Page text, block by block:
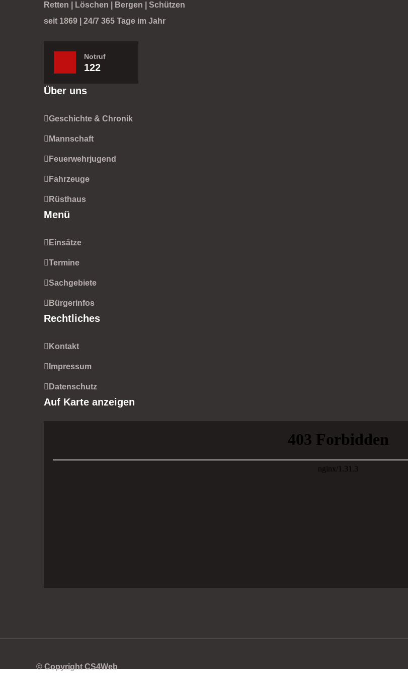
Retten | Löschen | Bergen | Schützen
seit 1869 | 24/7 365 Tage im Jahr
Notruf
122
Über uns
Geschichte & Chronik
Mannschaft
Feuerwehrjugend
Fahrzeuge
Rüsthaus
Menü
Einsätze
Termine
Sachgebiete
Bürgerinfos
Rechtliches
Kontakt
Impressum
Datenschutz
Auf Karte anzeigen
© Copyright CS4Web